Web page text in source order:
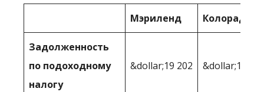
Мэриленд Колорадо
Задолженность
по подоходному
налогу
&dollar;19 202 &dollar;18